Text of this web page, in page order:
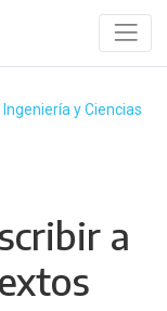
y Ciencias
a